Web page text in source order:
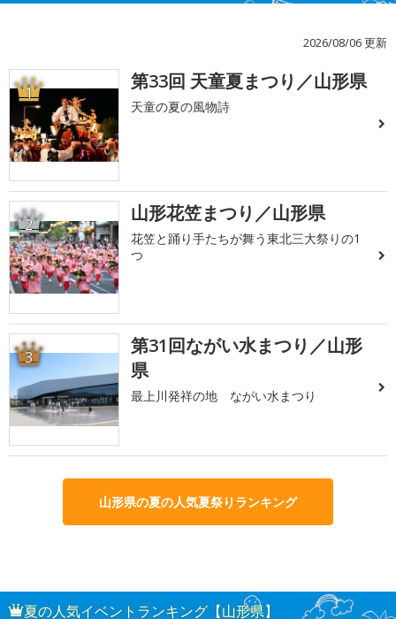
2026/08/06 更新
1 第33回 天童夏まつり／山形県
天童の夏の風物詩
2 山形花笠まつり／山形県
花笠と踊り手たちが舞う東北三大祭りの1
つ
3
第31回ながい水まつり／山形
県
最上川発祥の地 ながい水まつり
山形県の夏の人気夏祭りランキング
夏の人気イベントランキング【山形県】